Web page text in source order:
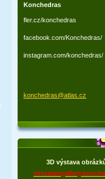
Konchedras
fler.cz/konchedras
facebook.com/Konchedras/
instagram.com/konchedras/
konchedras@atlas .cz
3D výstava